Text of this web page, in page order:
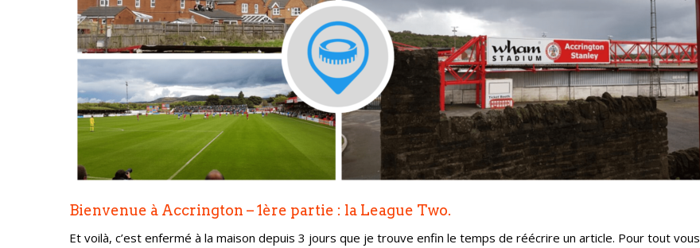
Bienvenue à Accrington – 1ère partie : la League Two.
Et voilà, c’est enfermé à la maison depuis 3 jours que je trouve enfin le temps de réécrire un article. Pour tout vous